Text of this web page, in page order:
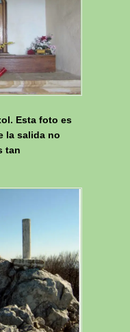
Esta foto es
la salida no
tan